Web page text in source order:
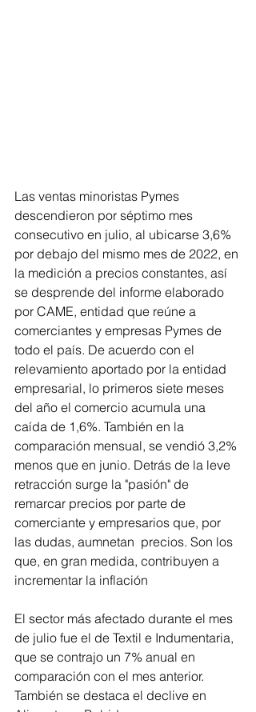
Las ventas minoristas Pymes
descendieron por séptimo mes
consecutivo en julio, al ubicarse 3,6%
por debajo del mismo mes de 2022, en
la medición a precios constantes, así
se desprende del informe elaborado
por CAME, entidad que reúne a
comerciantes y empresas Pymes de
todo el país. De acuerdo con el
relevamiento aportado por la entidad
empresarial, lo primeros siete meses
del año el comercio acumula una
caída de 1,6%. También en la
comparación mensual, se vendió 3,2%
menos que en junio. Detrás de la leve
retracción surge la "pasión" de
remarcar precios por parte de
comerciante y empresarios que, por
las dudas, aumnetan  precios. Son los
que, en gran medida, contribuyen a
incrementar la inflación
El sector más afectado durante el mes
de julio fue el de Textil e Indumentaria,
que se contrajo un 7% anual en
comparación con el mes anterior.
También se destaca el declive en